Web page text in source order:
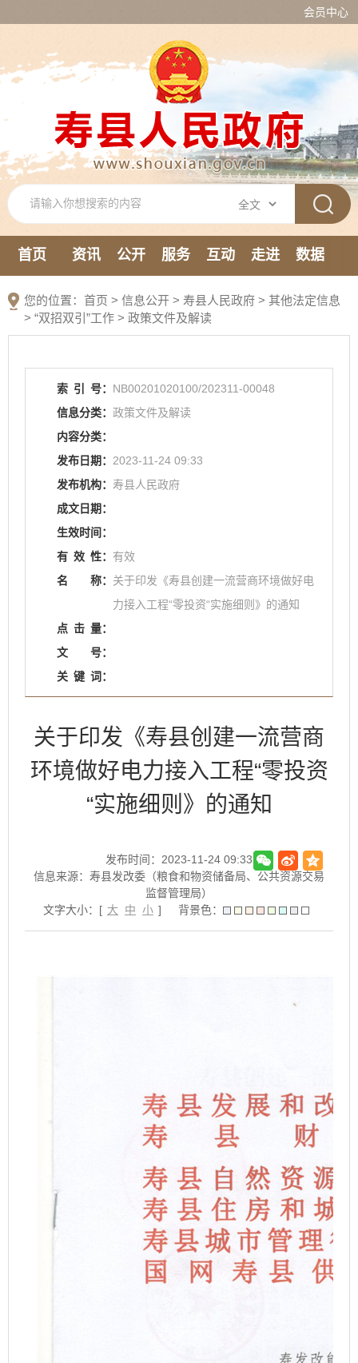
会员中心
首页 资讯 公开 服务 互动 走进
数据
您的位置： 首页 > 信息公开 > 寿县人民政府 > 其他法定信息
> “双招双引”工作 > 政策文件及解读
索 引 号： NB00201020100/202311-00048
信息分类： 政策文件及解读
内容分类：
发布日期： 2023-11-24 09:33
发布机构： 寿县人民政府
成文日期：
生效时间：
有 效 性： 有效
名
称： 关于印发《寿县创建一流营商环境做好电
力接入工程“零投资“实施细则》的通知
点 击 量：
文
号：
关 键 词：
关于印发《寿县创建一流营商
环境做好电力接入工程“零投资
“实施细则》的通知
发布时间：2023-11-24 09:33
信息来源：寿县发改委（粮食和物资储备局、公共资源交易
监督管理局）
文字大小：[ 大 中 小 ] 背景色：